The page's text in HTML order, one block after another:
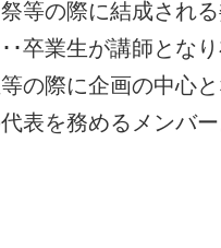
等の際に結成される
･卒業生が講師とな
の際に企画の中心と
表を務めるメンバー